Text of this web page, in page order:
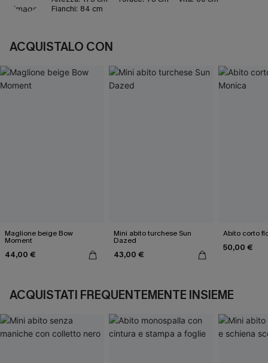
Fianchi: 84 cm
ACQUISTALO CON
Maglione beige Bow
Moment
44,00 €
Mini abito turchese Sun
Dazed
43,00 €
Abito corto
50,00 €
ACQUISTATI FREQUENTEMENTE INSIEME